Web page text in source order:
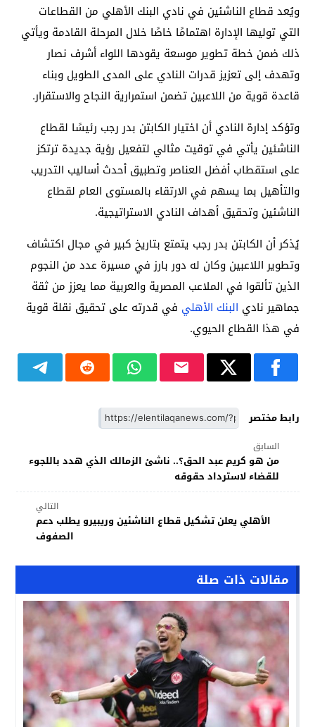
ويُعد قطاع الناشئين في نادي البنك الأهلي من القطاعات
التي توليها الإدارة اهتمامًا خاصًا خلال المرحلة القادمة ويأتي
ذلك ضمن خطة تطوير موسعة يقودها اللواء أشرف نصار
وتهدف إلى تعزيز قدرات النادي على المدى الطويل وبناء
قاعدة قوية من اللاعبين تضمن استمرارية النجاح والاستقرار.
وتؤكد إدارة النادي أن اختيار الكابتن بدر رجب رئيسًا لقطاع
الناشئين يأتي في توقيت مثالي لتفعيل رؤية جديدة ترتكز
على استقطاب أفضل العناصر وتطبيق أحدث أساليب التدريب
والتأهيل بما يسهم في الارتقاء بالمستوى العام لقطاع
الناشئين وتحقيق أهداف النادي الاستراتيجية.
يُذكر أن الكابتن بدر رجب يتمتع بتاريخ كبير في مجال اكتشاف
وتطوير اللاعبين وكان له دور بارز في مسيرة عدد من النجوم
الذين تألقوا في الملاعب المصرية والعربية مما يعزز من ثقة
جماهير نادي البنك الأهلي في قدرته على تحقيق نقلة قوية
في هذا القطاع الحيوي.
رابط مختصر
السابق
من هو كريم عبد الحق؟.. ناشئ الزمالك الذي هدد باللجوء
للقضاء لاسترداد حقوقه
التالي
الأهلي يعلن تشكيل قطاع الناشئين وريبيرو يطلب دعم
الصفوف
مقالات ذات صلة